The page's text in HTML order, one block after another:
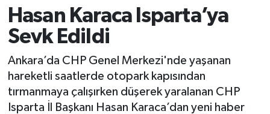
Hasan Karaca Isparta’ya
Sevk Edildi
Ankara’da CHP Genel Merkezi'nde yaşanan
hareketli saatlerde otopark kapısından
tırmanmaya çalışırken düşerek yaralanan CHP
Isparta İl Başkanı Hasan Karaca’dan yeni haber
Esnaf Diyor ki;
ASAYİŞ
BİLİM VE TEKNOLOJİ
EĞİTİM
Isparta Trafik Yoğunluk Haritası
Süper Lig Puan Durumu ve Fikstür
Tüm Manşetler
Son Dakika Haberleri